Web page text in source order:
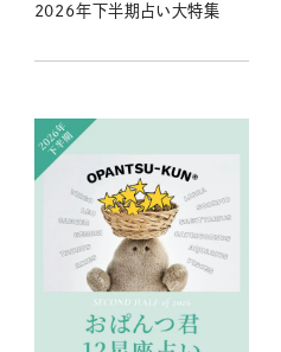
2026年下半期占い大特集